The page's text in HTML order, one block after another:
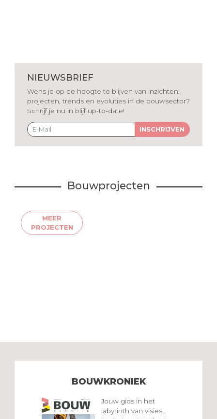
NIEUWSBRIEF
Wens je op de hoogte te blijven van inzichten,
projecten, trends en evoluties in de bouwsector?
Schrijf je nu in blijf up-to-date!
INSCHRIJVEN
Bouwprojecten
MEER
PROJECTEN
BOUWKRONIEK
Jouw gids in het
labyrinth van visies,